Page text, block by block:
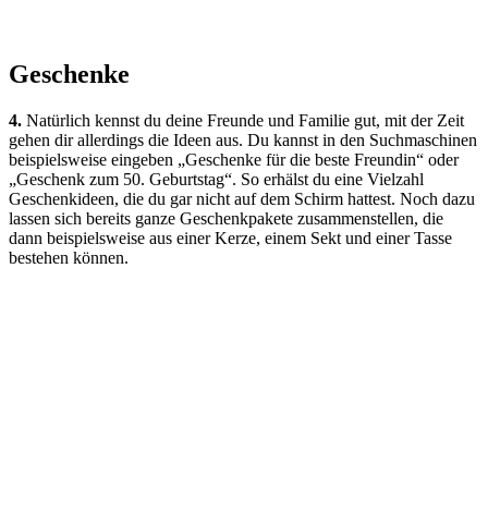
Geschenke
4. Natürlich kennst du deine Freunde und Familie gut, mit der Zeit
gehen dir allerdings die Ideen aus. Du kannst in den Suchmaschinen
beispielsweise eingeben „Geschenke für die beste Freundin“ oder
„Geschenk zum 50. Geburtstag“. So erhälst du eine Vielzahl
Geschenkideen, die du gar nicht auf dem Schirm hattest. Noch dazu
lassen sich bereits ganze Geschenkpakete zusammenstellen, die
dann beispielsweise aus einer Kerze, einem Sekt und einer Tasse
bestehen können.